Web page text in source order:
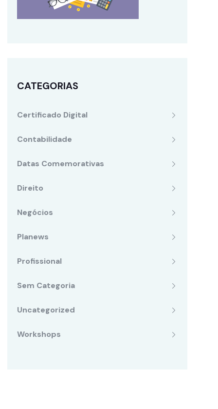
CATEGORIAS
Certificado Digital
Contabilidade
Datas Comemorativas
Direito
Negócios
Planews
Profissional
Sem Categoria
Uncategorized
Workshops